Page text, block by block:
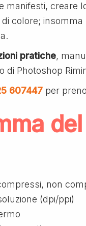
manifesti, creare
colore;
pratiche,
di Photoshop
607447 per
non
(dpi/ppi)